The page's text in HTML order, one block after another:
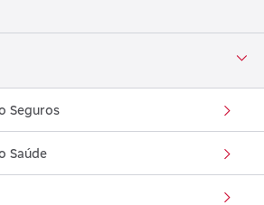
Seguros
Saúde